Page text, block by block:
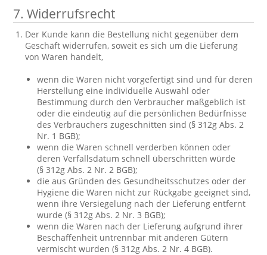
7. Widerrufsrecht
Der Kunde kann die Bestellung nicht gegenüber dem
Geschäft widerrufen, soweit es sich um die Lieferung
von Waren handelt,
wenn die Waren nicht vorgefertigt sind und für deren
Herstellung eine individuelle Auswahl oder
Bestimmung durch den Verbraucher maßgeblich ist
oder die eindeutig auf die persönlichen Bedürfnisse
des Verbrauchers zugeschnitten sind (§ 312g Abs. 2
Nr. 1 BGB);
wenn die Waren schnell verderben können oder
deren Verfallsdatum schnell überschritten würde
(§ 312g Abs. 2 Nr. 2 BGB);
die aus Gründen des Gesundheitsschutzes oder der
Hygiene die Waren nicht zur Rückgabe geeignet sind,
wenn ihre Versiegelung nach der Lieferung entfernt
wurde (§ 312g Abs. 2 Nr. 3 BGB);
wenn die Waren nach der Lieferung aufgrund ihrer
Beschaffenheit untrennbar mit anderen Gütern
vermischt wurden (§ 312g Abs. 2 Nr. 4 BGB).